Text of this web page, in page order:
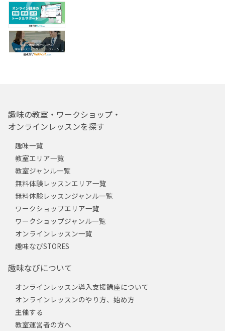
趣味の教室・ワークショップ・
オンラインレッスンを探す
趣味一覧
教室エリア一覧
教室ジャンル一覧
無料体験レッスンエリア一覧
無料体験レッスンジャンル一覧
ワークショップエリア一覧
ワークショップジャンル一覧
オンラインレッスン一覧
趣味なびSTORES
趣味なびについて
オンラインレッスン導入支援講座について
オンラインレッスンのやり方、始め方
主催する
教室運営者の方へ